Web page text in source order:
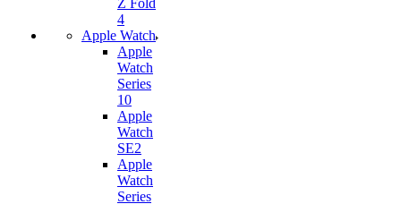
Z Fold
4
Apple Watch
Apple
Watch
Series
10
Apple
Watch
SE2
Apple
Watch
Series